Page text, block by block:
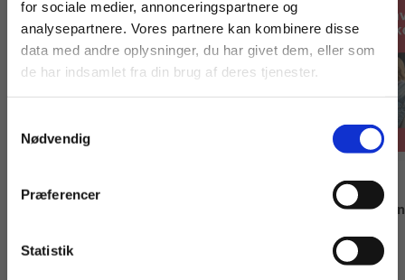
for sociale medier, annonceringspartnere og
analysepartnere. Vores partnere kan kombinere disse
data med andre oplysninger, du har givet dem, eller som
de har indsamlet fra din brug af deres tjenester.
Nødvendig
Præferencer
Statistik
En gave til min
Kirsten Kirch
For privatkunder og
studerende. Du får
vist priser inkl.
For institutioner og
virksomheder. Du
får vist priser ekskl.